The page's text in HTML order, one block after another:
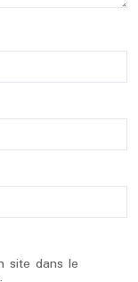
site dans le